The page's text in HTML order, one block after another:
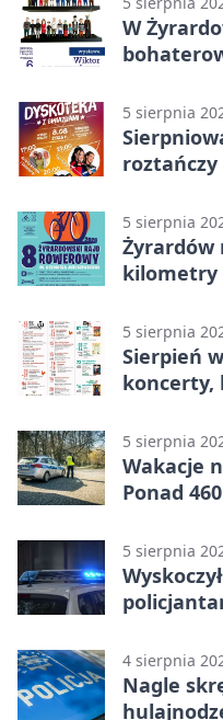
W
5 sierpnia
5 sierpnia
Żyrardów
kilometry
5 sierpnia
Sierpień
koncerty,
5 sierpnia
Wakacje
Ponad
5 sierpnia
4 sierpnia
Nagle